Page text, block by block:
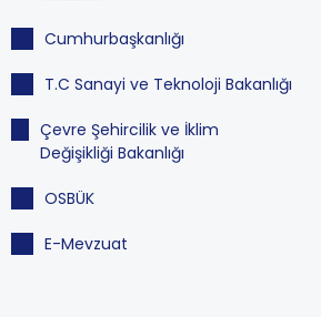
Cumhurbaşkanlığı
T.C Sanayi ve Teknoloji Bakanlığı
Çevre Şehircilik ve İklim
Değişikliği Bakanlığı
OSBÜK
E-Mevzuat